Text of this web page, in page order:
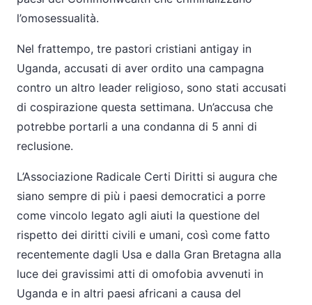
l’omosessualità.
Nel frattempo, tre pastori cristiani antigay in
Uganda, accusati di aver ordito una campagna
contro un altro leader religioso, sono stati accusati
di cospirazione questa settimana. Un’accusa che
potrebbe portarli a una condanna di 5 anni di
reclusione.
L’Associazione Radicale Certi Diritti si augura che
siano sempre di più i paesi democratici a porre
come vincolo legato agli aiuti la questione del
rispetto dei diritti civili e umani, così come fatto
recentemente dagli Usa e dalla Gran Bretagna alla
luce dei gravissimi atti di omofobia avvenuti in
Uganda e in altri paesi africani a causa del